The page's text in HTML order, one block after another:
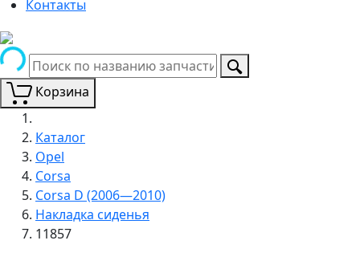
Контакты
Корзина
Каталог
Opel
Corsa
Corsa D (2006—2010)
Накладка сиденья
11857